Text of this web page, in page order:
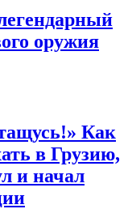
оружия
Как
в Грузию,
и начал